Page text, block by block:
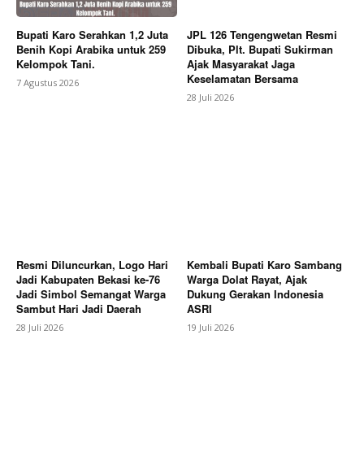
News Week
Magazine PRO
Company
Bupati Karo Serahkan 1,2 Juta
Benih Kopi Arabika untuk 259
Kelompok Tani.
7 Agustus 2026
JPL 126 Tengengwetan Resmi
Dibuka, Plt. Bupati Sukirman
Ajak Masyarakat Jaga
Keselamatan Bersama
28 Juli 2026
Resmi Diluncurkan, Logo Hari
Jadi Kabupaten Bekasi ke-76
Jadi Simbol Semangat Warga
Sambut Hari Jadi Daerah
28 Juli 2026
Kembali Bupati Karo Sambang
Warga Dolat Rayat, Ajak
Dukung Gerakan Indonesia
ASRI
19 Juli 2026